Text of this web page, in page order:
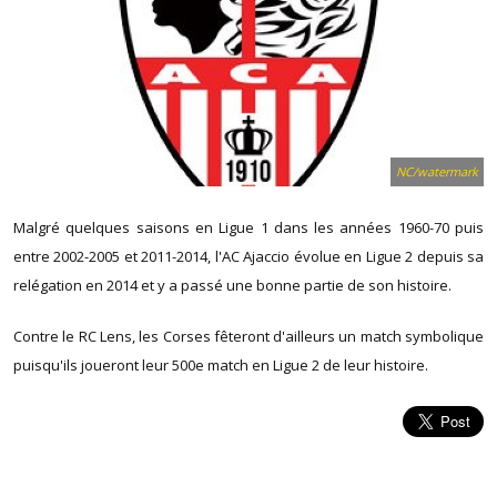
NC/watermark
Malgré quelques saisons en Ligue 1 dans les années 1960-70 puis
entre 2002-2005 et 2011-2014, l'AC Ajaccio évolue en Ligue 2 depuis sa
relégation en 2014 et y a passé une bonne partie de son histoire.
Contre le RC Lens, les Corses fêteront d'ailleurs un match symbolique
puisqu'ils joueront leur 500e match en Ligue 2 de leur histoire.